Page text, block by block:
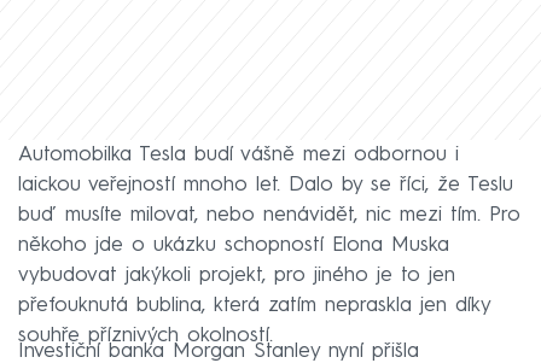
Automobilka Tesla budí vášně mezi odbornou i
laickou veřejností mnoho let. Dalo by se říci, že Teslu
buď musíte milovat, nebo nenávidět, nic mezi tím. Pro
někoho jde o ukázku schopností Elona Muska
vybudovat jakýkoli projekt, pro jiného je to jen
přefouknutá bublina, která zatím nepraskla jen díky
souhře příznivých okolností.
Investiční banka Morgan Stanley nyní přišla